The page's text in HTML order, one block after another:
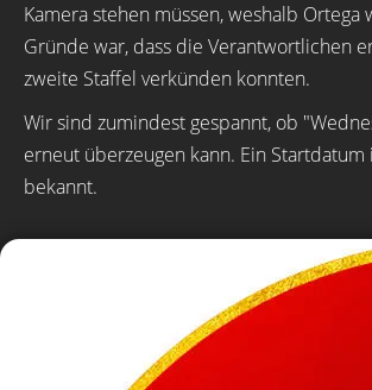
Kamera stehen müssen, weshalb
Gründe war, dass die Verantwortlichen
zweite Staffel verkünden konnten.
Wir sind zumindest gespannt, ob
erneut überzeugen kann. Ein
bekannt.